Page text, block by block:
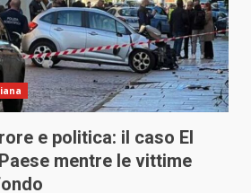
e politica: il caso El
mentre le vittime